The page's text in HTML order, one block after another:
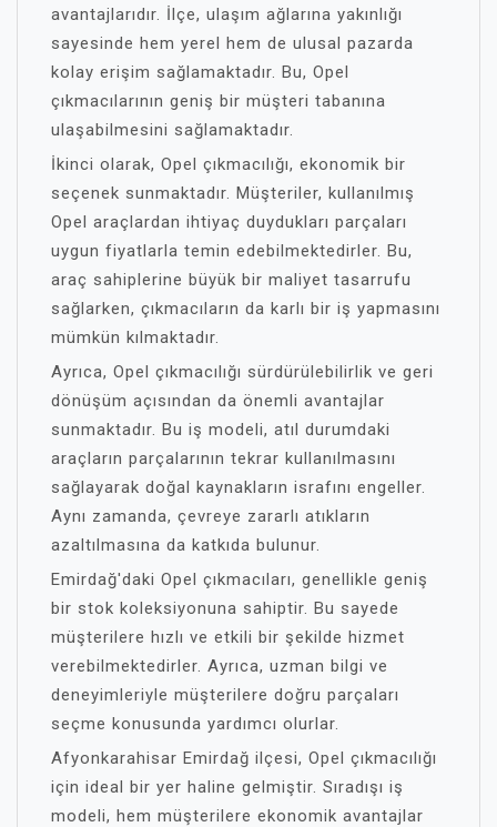
avantajlarıdır. İlçe, ulaşım ağlarına yakınlığı
sayesinde hem yerel hem de ulusal pazarda
kolay erişim sağlamaktadır. Bu, Opel
çıkmacılarının geniş bir müşteri tabanına
ulaşabilmesini sağlamaktadır.
İkinci olarak, Opel çıkmacılığı, ekonomik bir
seçenek sunmaktadır. Müşteriler, kullanılmış
Opel araçlardan ihtiyaç duydukları parçaları
uygun fiyatlarla temin edebilmektedirler. Bu,
araç sahiplerine büyük bir maliyet tasarrufu
sağlarken, çıkmacıların da karlı bir iş yapmasını
mümkün kılmaktadır.
Ayrıca, Opel çıkmacılığı sürdürülebilirlik ve geri
dönüşüm açısından da önemli avantajlar
sunmaktadır. Bu iş modeli, atıl durumdaki
araçların parçalarının tekrar kullanılmasını
sağlayarak doğal kaynakların israfını engeller.
Aynı zamanda, çevreye zararlı atıkların
azaltılmasına da katkıda bulunur.
Emirdağ'daki Opel çıkmacıları, genellikle geniş
bir stok koleksiyonuna sahiptir. Bu sayede
müşterilere hızlı ve etkili bir şekilde hizmet
verebilmektedirler. Ayrıca, uzman bilgi ve
deneyimleriyle müşterilere doğru parçaları
seçme konusunda yardımcı olurlar.
Afyonkarahisar Emirdağ ilçesi, Opel çıkmacılığı
için ideal bir yer haline gelmiştir. Sıradışı iş
modeli, hem müşterilere ekonomik avantajlar